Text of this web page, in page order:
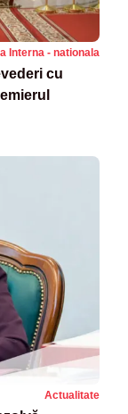
Interna - nationala
cu
Actualitate